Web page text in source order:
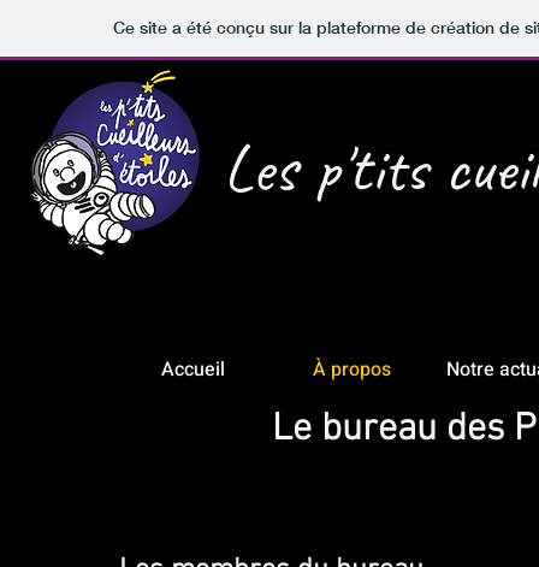
Ce site a été conçu sur la plateforme de création de
Les p'tits
Accueil À propos Notre
Le bureau des